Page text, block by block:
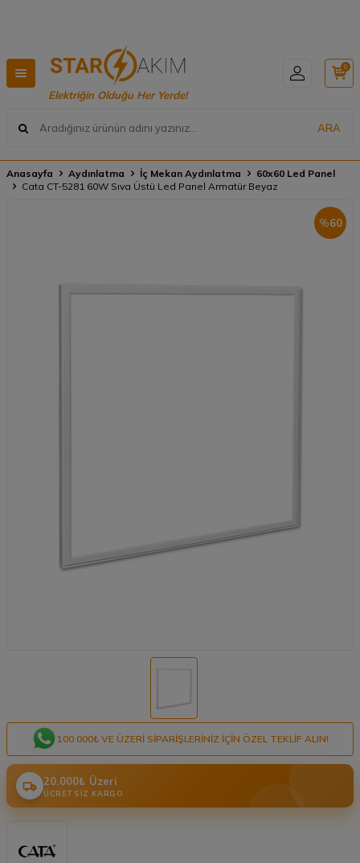
Elektriğin Olduğu Her Yerde!
ARA
0
Anasayfa Aydınlatma İç Mekan Aydınlatma
60x60 Led Panel
Cata CT-5281 60W Sıva Üstü Led Panel Armatür Beyaz
%60
100.000₺ VE ÜZERI SIPARIŞLERINIZ IÇIN ÖZEL TEKLIF ALIN!
20.000₺ Üzeri
ÜCRETSIZ KARGO